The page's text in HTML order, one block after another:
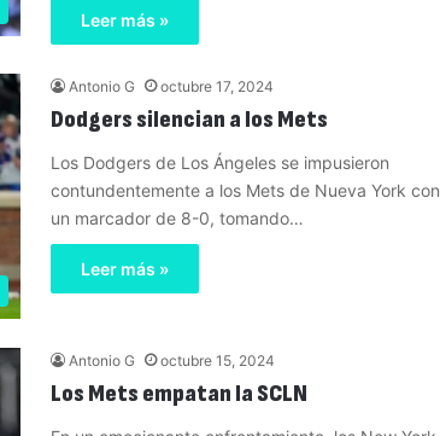
Leer más »
Antonio G octubre 17, 2024
Dodgers silencian a los Mets
Los Dodgers de Los Ángeles se impusieron
contundentemente a los Mets de Nueva York con
un marcador de 8-0, tomando…
Leer más »
Antonio G octubre 15, 2024
Los Mets empatan la SCLN